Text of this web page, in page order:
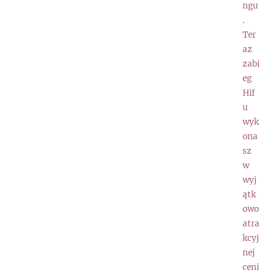
ngu
.
Ter
az
zabi
eg
Hif
u
wyk
ona
sz
w
wyj
ątk
owo
atra
kcyj
nej
ceni